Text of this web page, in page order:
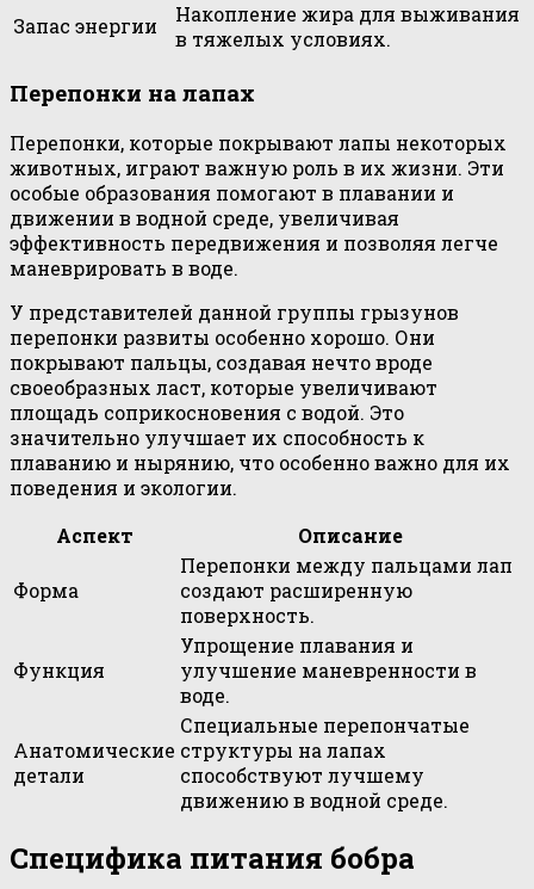
Запас энергии
Накопление жира для выживания
в тяжелых условиях.
Перепонки на лапах
Перепонки, которые покрывают лапы некоторых
животных, играют важную роль в их жизни. Эти
особые образования помогают в плавании и
движении в водной среде, увеличивая
эффективность передвижения и позволяя легче
маневрировать в воде.
У представителей данной группы грызунов
перепонки развиты особенно хорошо. Они
покрывают пальцы, создавая нечто вроде
своеобразных ласт, которые увеличивают
площадь соприкосновения с водой. Это
значительно улучшает их способность к
плаванию и нырянию, что особенно важно для их
поведения и экологии.
Аспект
Описание
Форма
Перепонки между пальцами лап
создают расширенную
поверхность.
Функция
Упрощение плавания и
улучшение маневренности в
воде.
Анатомические
детали
Специальные перепончатые
структуры на лапах
способствуют лучшему
движению в водной среде.
Специфика питания бобра